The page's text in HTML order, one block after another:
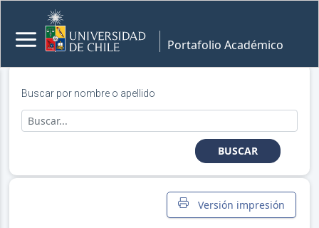
Portafolio Académico
Buscar por nombre o apellido
BUSCAR
Versión impresión